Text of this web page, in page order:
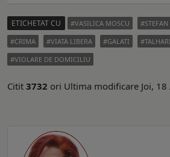
ETICHETAT CU VASILICA MOSCU
CRIMA
VIATA LIBERA GALATI
VIOLARE DE DOMICILIU
Citit 3732 ori Ultima modificare Joi,